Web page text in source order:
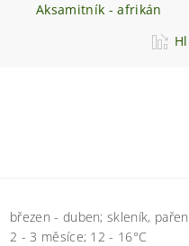
Aksamitník - afrikán
březen - duben; skleník,
2 - 3 měsíce; 12 - 16°C